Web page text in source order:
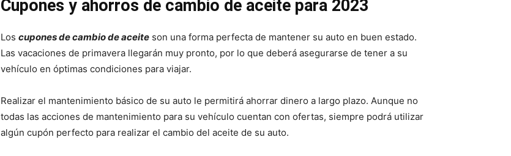
Cupones y ahorros de cambio de aceite para 2023
Los cupones de cambio de aceite son una forma perfecta de mantener su auto en buen estado.
Las vacaciones de primavera llegarán muy pronto, por lo que deberá asegurarse de tener a su
vehículo en óptimas condiciones para viajar.
Realizar el mantenimiento básico de su auto le permitirá ahorrar dinero a largo plazo. Aunque no
todas las acciones de mantenimiento para su vehículo cuentan con ofertas, siempre podrá utilizar
algún cupón perfecto para realizar el cambio del aceite de su auto.